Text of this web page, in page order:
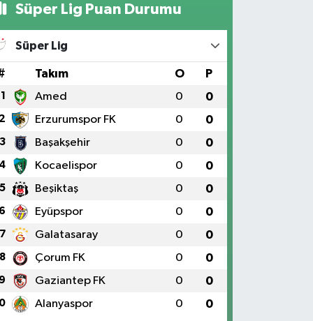
Süper Lig Puan Durumu
Süper Lig
Takım O P
1 Amed 0 0
2 Erzurumspor FK 0 0
3 Başakşehir 0 0
4 Kocaelispor 0 0
5 Beşiktaş 0 0
6 Eyüpspor 0 0
7 Galatasaray 0 0
8 Çorum FK 0 0
9 Gaziantep FK 0 0
Alanyaspor 0 0